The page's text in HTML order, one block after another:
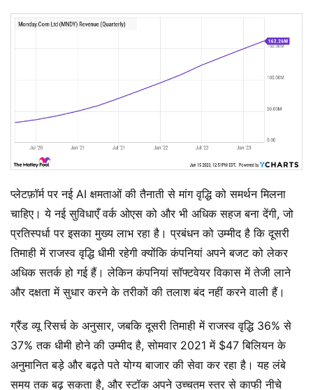
प्लेटफ़ॉर्म पर नई AI क्षमताओं की तैनाती से मांग वृद्धि को समर्थन मिलना
चाहिए। ये नई सुविधाएँ वर्क ओएस को और भी अधिक सहज बना देंगी, जो
प्रतिस्पर्धा पर इसका मुख्य लाभ रहा है। प्रबंधन को उम्मीद है कि दूसरी
तिमाही में राजस्व वृद्धि धीमी रहेगी क्योंकि कंपनियां अपने बजट को लेकर
अधिक सतर्क हो गई हैं। लेकिन कंपनियां सॉफ्टवेयर विकास में तेजी लाने
और दक्षता में सुधार करने के तरीकों की तलाश बंद नहीं करने वाली हैं।
ग्रैंड व्यू रिसर्च के अनुसार, जबकि दूसरी तिमाही में राजस्व वृद्धि 36% से
37% तक धीमी होने की उम्मीद है, सोमवार 2021 में $47 बिलियन के
अनुमानित बड़े और बढ़ते पते योग्य बाजार की सेवा कर रहा है। यह लंबे
समय तक बढ़ सकता है, और स्टॉक अपने उच्चतम स्तर से काफी नीचे